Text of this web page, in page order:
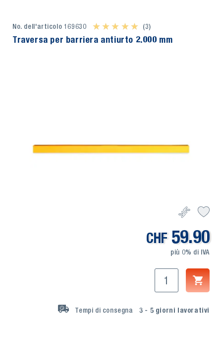
No. dell'articolo 169630 ★ ★ ★ ★ ★
★ ★ ★ ★ ★ (3)
Traversa per barriera antiurto 2.000 mm
59.90
CHF
più 0% di IVA
Tempi di consegna 3 - 5 giorni lavorativi